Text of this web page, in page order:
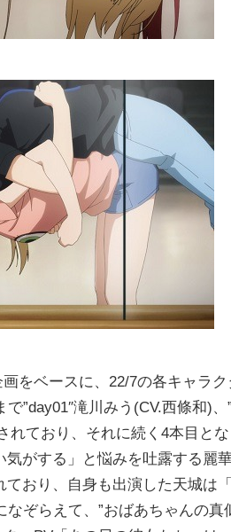
をベースに、22/7の各キャラク
”day01″滝川みう(CV.西條和)、
ており、それに続く4本目とな
がする」と悩みを吐露する麗
おり、自身も出演した天城は
ぞらえて、”おばあちゃんの真